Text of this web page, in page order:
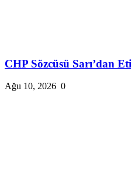
CHP Sözcüsü Sarı’dan
Ağu 10, 2026 0